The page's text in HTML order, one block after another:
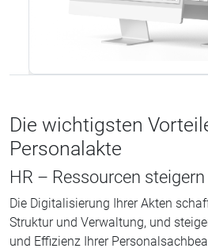
Die wichtigsten
Personalakte
HR – Ressourcen steigern
Die Digitalisierung Ihrer Akten
Struktur und Verwaltung, und
und Effizienz Ihrer